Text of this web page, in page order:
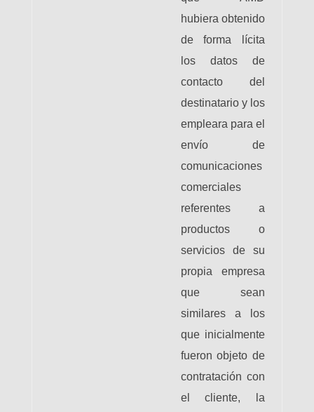
hubiera obtenido
de forma lícita
los datos de
contacto del
destinatario y los
empleara para el
envío de
comunicaciones
comerciales
referentes a
productos o
servicios de su
propia empresa
que sean
similares a los
que inicialmente
fueron objeto de
contratación con
el cliente, la